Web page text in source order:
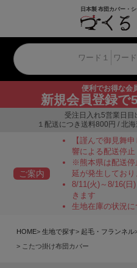
便利でお得な会
新規会員登録で
受注日入れ5営業日目
１配送につき送料800円 / 北
ご案内
【謹んで御見舞
響による配送停
※熊本県は配送停
延が発生しており
8/11(火)～8/16(日
きます
生地在庫の状況に
HOME 生地で探す 起毛・フランネル
こたつ掛け布団カバー